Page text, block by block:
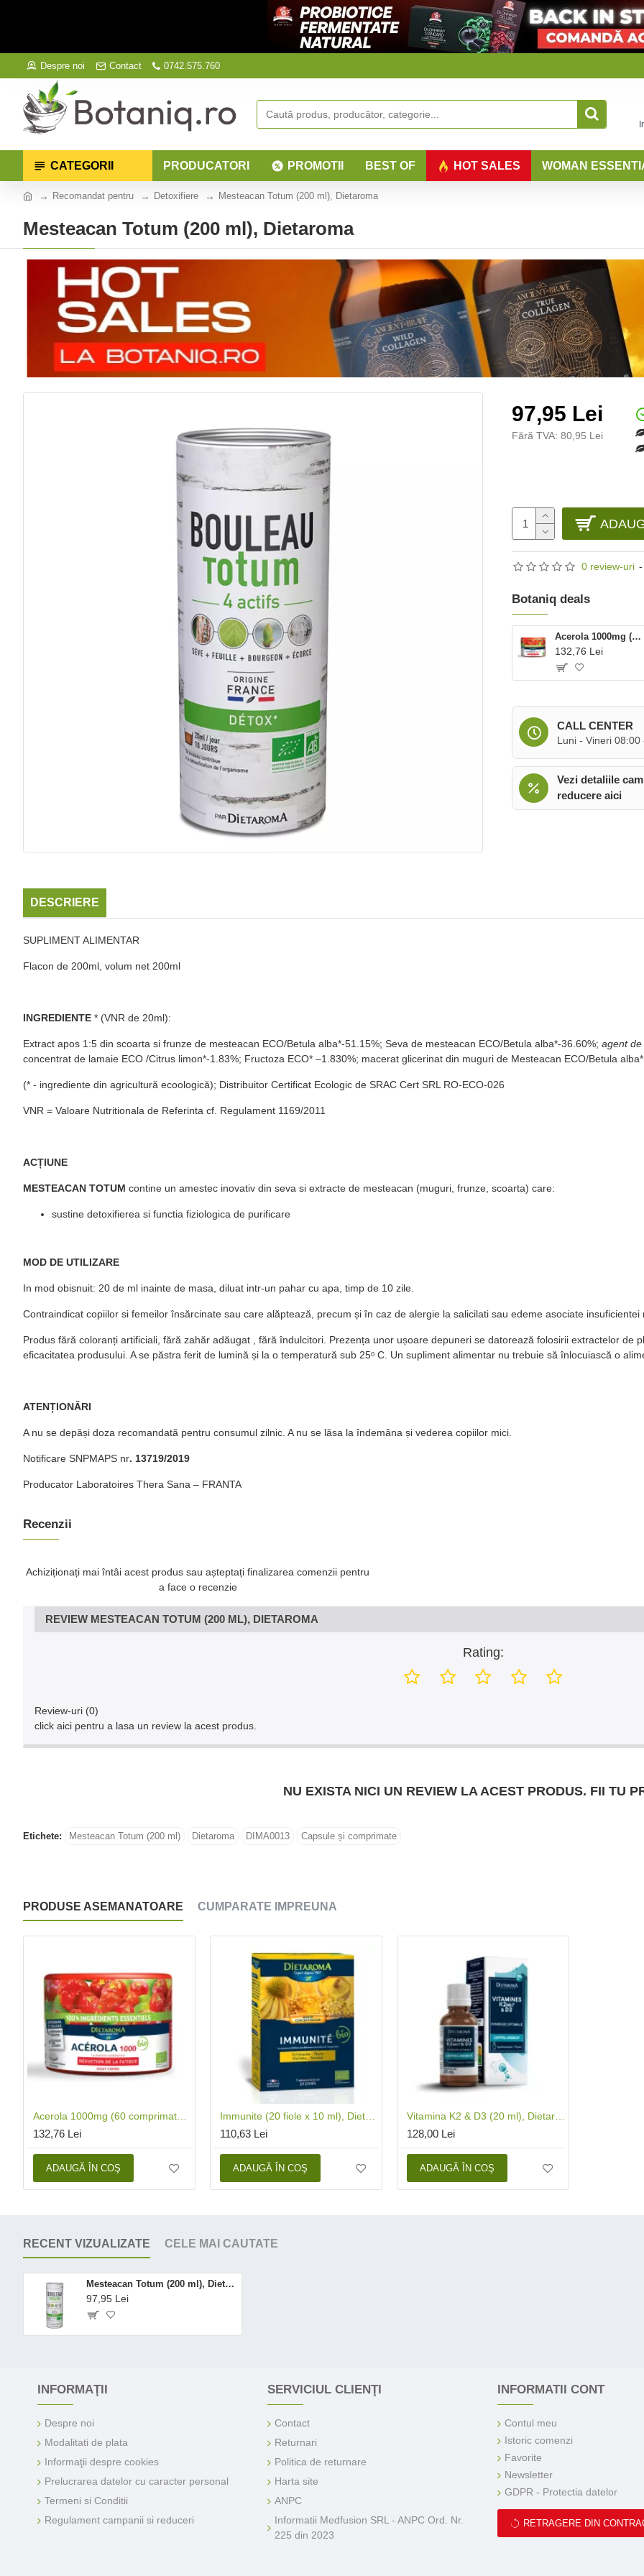
Despre noi Contact 0742.575.760
CATEGORII PRODUCATORI PROMOTII BEST OF HOT SALES WOMAN
Recomandat pentru Detoxifiere Mesteacan Totum (200 ml), Dietaroma
Mesteacan Totum (200 ml), Dietaroma
0 review-uri -
97,95 Lei
Fără TVA: 80,95 Lei
CALL CENTER
Luni - Vineri 08:00
Vezi detaliile
reducere aici
Botaniq deals
Acerola 1000mg (60 comprimate), Dietaroma
132,76 Lei
DESCRIERE
SUPLIMENT ALIMENTAR
Flacon de 200ml, volum net 200ml
INGREDIENTE * (VNR de 20ml):
Extract apos 1:5 din scoarta si frunze de mesteacan ECO/Betula alba*-51.15%; Seva de mesteacan ECO/Betula alba*-36.60%; agent
concentrat de lamaie ECO /Citrus limon*-1.83%; Fructoza ECO* –1.830%; macerat glicerinat din muguri de Mesteacan ECO/Betula
(* - ingrediente din agricultură ecoologică); Distribuitor Certificat Ecologic de SRAC Cert SRL RO-ECO-026
VNR = Valoare Nutritionala de Referinta cf. Regulament 1169/2011
ACȚIUNE
MESTEACAN TOTUM contine un amestec inovativ din seva si extracte de mesteacan (muguri, frunze, scoarta) care:
sustine detoxifierea si functia fiziologica de purificare
MOD DE UTILIZARE
In mod obisnuit: 20 de ml inainte de masa, diluat intr-un pahar cu apa, timp de 10 zile.
Contraindicat copiilor si femeilor însărcinate sau care alăptează, precum și în caz de alergie la salicilati sau edeme asociate insuficientei
Produs fără coloranți artificiali, fără zahăr adăugat , fără îndulcitori. Prezența unor ușoare depuneri se datorează folosirii extractelor de
eficacitatea produsului. A se păstra ferit de lumină și la o temperatură sub 25ᵒ C. Un supliment alimentar nu trebuie să înlocuiască o
ATENȚIONĂRI
A nu se depăși doza recomandată pentru consumul zilnic. A nu se lăsa la îndemâna și vederea copiilor mici.
Notificare SNPMAPS nr. 13719/2019
Producator Laboratoires Thera Sana – FRANTA
Recenzii
Achiziționați mai întâi acest produs sau așteptați finalizarea comenzii pentru
a face o recenzie
REVIEW MESTEACAN TOTUM (200 ML), DIETAROMA
Rating:
Review-uri (0)
click aici pentru a lasa un review la acest produs.
NU EXISTA NICI UN REVIEW LA ACEST PRODUS. FII TU
Etichete: Mesteacan Totum (200 ml) Dietaroma DIMA0013 Capsule și comprimate
PRODUSE ASEMANATOARE CUMPARATE IMPREUNA
132,76 Lei
ADAUGĂ ÎN COŞ
110,63 Lei
ADAUGĂ ÎN COŞ
128,00 Lei
ADAUGĂ ÎN COŞ
RECENT VIZUALIZATE CELE MAI CAUTATE
Mesteacan Totum (200 ml), Dietaroma
97,95 Lei
INFORMAŢII
Despre noi
Modalitati de plata
Informaţii despre cookies
Prelucrarea datelor cu caracter personal
Termeni si Conditii
Regulament campanii si reduceri
SERVICIUL CLIENŢI
Contact
Returnari
Politica de returnare
Harta site
ANPC
Informatii Medfusion SRL - ANPC Ord. Nr.
225 din 2023
INFORMATII CONT
Contul meu
Istoric comenzi
Favorite
Newsletter
GDPR - Protectia datelor
RETRAGERE DIN